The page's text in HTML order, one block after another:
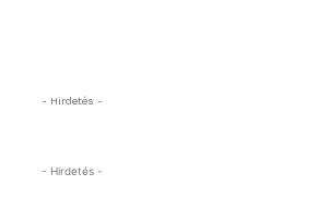
- Hirdetés -
- Hirdetés -